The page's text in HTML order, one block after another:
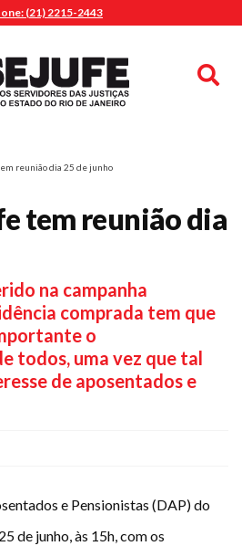
(21) 2215-2443
reunião dia 25 de junho
tem reunião dia
na campanha
comprada tem que
o
todos, uma vez que tal
de aposentados e
e Pensionistas (DAP) do
de junho, às 15h, com os
YoutubeTikTok Whatsapp